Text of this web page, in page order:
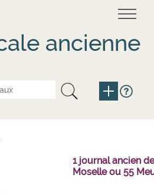
ancienne
1 journal ancien
Moselle ou 55